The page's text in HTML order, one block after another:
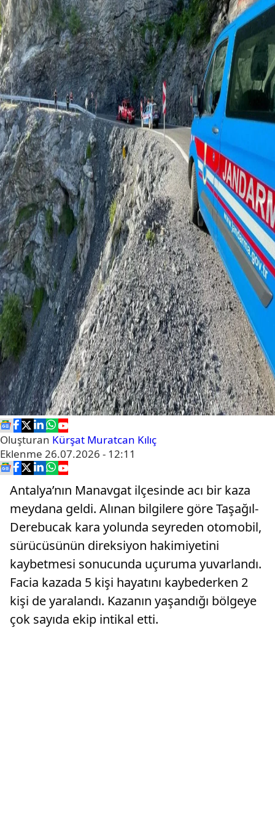
Oluşturan Kürşat Muratcan Kılıç
Eklenme 26.07.2026 - 12:11
Antalya’nın Manavgat ilçesinde acı bir kaza
meydana geldi. Alınan bilgilere göre Taşağıl-
Derebucak kara yolunda seyreden otomobil,
sürücüsünün direksiyon hakimiyetini
kaybetmesi sonucunda uçuruma yuvarlandı.
Facia kazada 5 kişi hayatını kaybederken 2
kişi de yaralandı. Kazanın yaşandığı bölgeye
çok sayıda ekip intikal etti.